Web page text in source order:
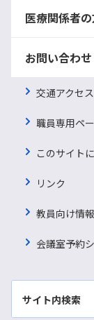
配属先・職務内容
応募資格
提出書類
医療関係者
お問い合わせ
交通アクセス
職員専用ペ
このサイト
リンク
教員向け情報
会議室予約